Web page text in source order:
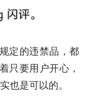
定的违禁品，都
只要用户开心，
也是可以的。